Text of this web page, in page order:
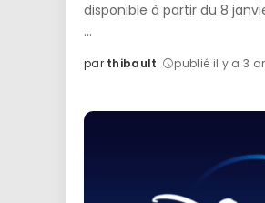
disponible à partir du 8
...
Posted
par thibault publié il y a 3